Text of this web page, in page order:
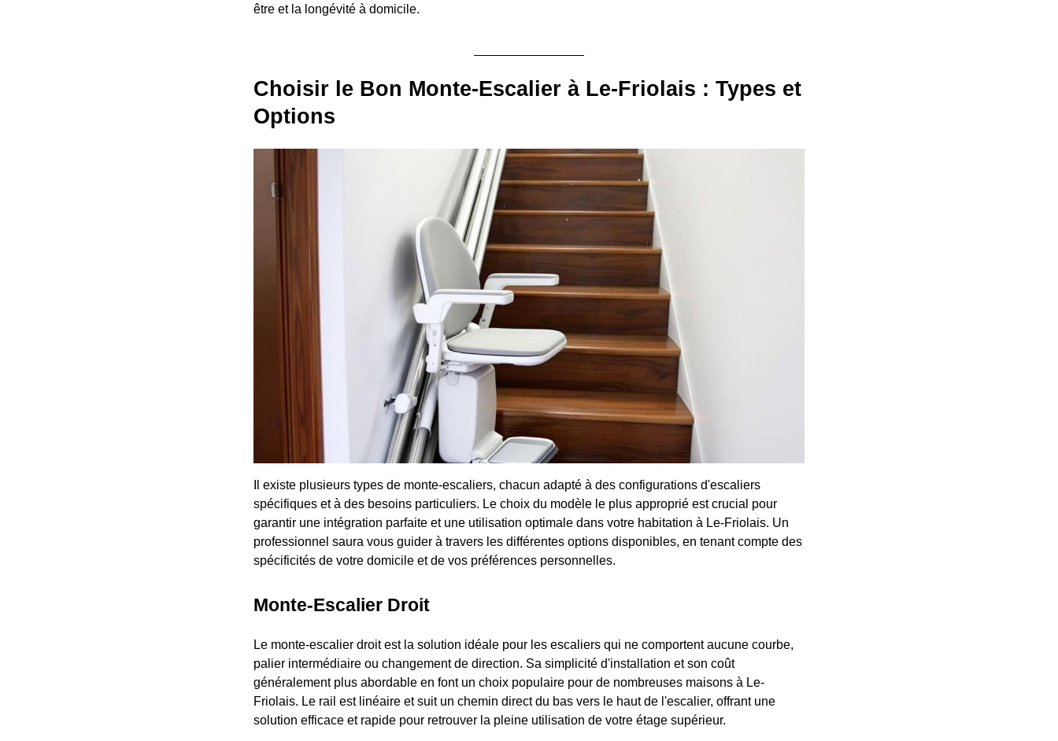
être et la longévité à domicile.
Choisir le Bon Monte-Escalier à Le-Friolais : Types et
Options
Il existe plusieurs types de monte-escaliers, chacun adapté à des configurations d'escaliers
spécifiques et à des besoins particuliers. Le choix du modèle le plus approprié est crucial pour
garantir une intégration parfaite et une utilisation optimale dans votre habitation à Le-Friolais. Un
professionnel saura vous guider à travers les différentes options disponibles, en tenant compte des
spécificités de votre domicile et de vos préférences personnelles.
Monte-Escalier Droit
Le monte-escalier droit est la solution idéale pour les escaliers qui ne comportent aucune courbe,
palier intermédiaire ou changement de direction. Sa simplicité d'installation et son coût
généralement plus abordable en font un choix populaire pour de nombreuses maisons à Le-
Friolais. Le rail est linéaire et suit un chemin direct du bas vers le haut de l'escalier, offrant une
solution efficace et rapide pour retrouver la pleine utilisation de votre étage supérieur.